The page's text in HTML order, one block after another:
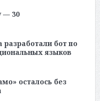
— 30
бот по
языков
осталось без